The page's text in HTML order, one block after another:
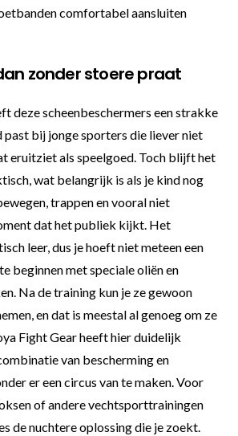
comfortabel aansluiten
zonder stoere praat
deze scheenbeschermers een strakke
bij jonge sporters die liever niet
eruitziet als speelgoed. Toch blijft het
wat belangrijk is als je kind nog
trappen en vooral niet
dat het publiek kijkt. Het
leer, dus je hoeft niet meteen een
beginnen met speciale oliën en
Na de training kun je ze gewoon
en dat is meestal al genoeg om ze
Fight Gear heeft hier duidelijk
van bescherming en
er een circus van te maken. Voor
of andere vechtsporttrainingen
de nuchtere oplossing die je zoekt.